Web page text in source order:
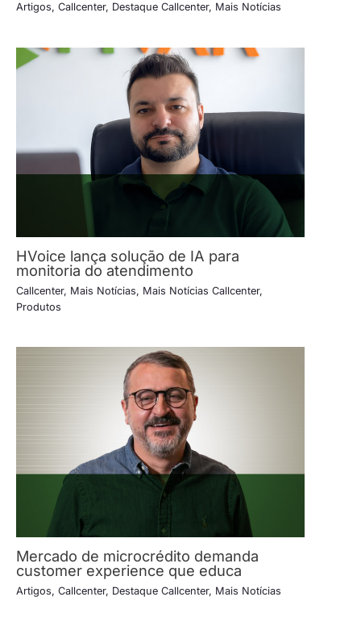
Artigos, Callcenter, Destaque Callcenter, Mais Notícias
HVoice lança solução de IA para
monitoria do atendimento
Callcenter, Mais Notícias, Mais Notícias Callcenter,
Produtos
Mercado de microcrédito demanda
customer experience que educa
Artigos, Callcenter, Destaque Callcenter, Mais Notícias